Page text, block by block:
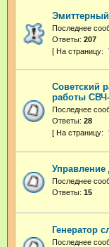
Последнее
Ответы: 207
Советский
работы
Последнее
Ответы: 28
Последнее
Ответы: 15
Генератор
Последнее